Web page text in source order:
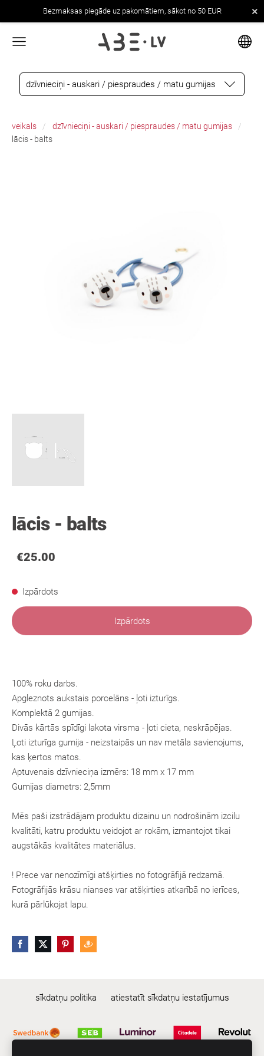
Bezmaksas piegāde uz pakomātiem, sākot no 50 EUR ×
dzīvnieciņi - auskari / piespraudes / matu gumijas
veikals
dzīvnieciņi - auskari / piespraudes / matu gumijas
lācis - balts
lācis - balts
€25.00
Izpārdots
Izpārdots
100% roku darbs.
Apgleznots aukstais porcelāns - ļoti izturīgs.
Komplektā 2 gumijas.
Divās kārtās spīdīgi lakota virsma - ļoti cieta, neskrāpējas.
Ļoti izturīga gumija - neizstaipās un nav metāla savienojums,
kas ķertos matos.
Aptuvenais dzīvnieciņa izmērs: 18 mm x 17 mm
Gumijas diametrs: 2,5mm
Mēs paši izstrādājam produktu dizainu un nodrošinām izcilu
kvalitāti, katru produktu veidojot ar rokām, izmantojot tikai
augstākās kvalitātes materiālus.
! Prece var nenozīmīgi atšķirties no fotogrāfijā redzamā.
Fotogrāfijās krāsu nianses var atšķirties atkarībā no ierīces,
kurā pārlūkojat lapu.
sīkdatņu politika atiestatīt sīkdatņu iestatījumus